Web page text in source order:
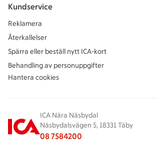
Kundservice
Reklamera
Återkallelser
Spärra eller beställ nytt ICA-kort
Behandling av personuppgifter
Hantera cookies
ICA Nära Näsbydal
Näsbydalsvägen 5, 18331 Täby
08 7584200